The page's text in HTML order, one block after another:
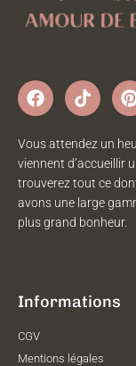
Vous attendez un
viennent d’accueillir
trouverez tout ce
avons une large
plus grand bonheur.
Informations
CGV
Mentions légales